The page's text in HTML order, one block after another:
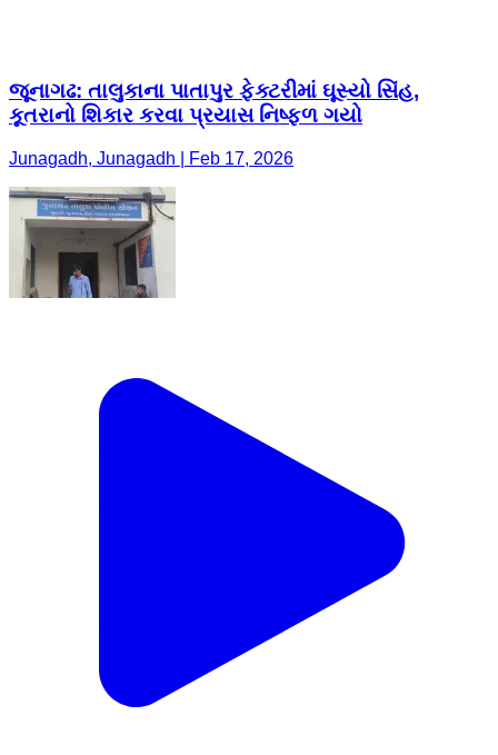
જૂનાગઢ: તાલુકાના પાતાપુર ફેક્ટરીમાં ઘૂસ્યો સિંહ,
કૂતરાનો શિકાર કરવા પ્રયાસ નિષ્ફ્ળ ગયો
Junagadh, Junagadh | Feb 17, 2026